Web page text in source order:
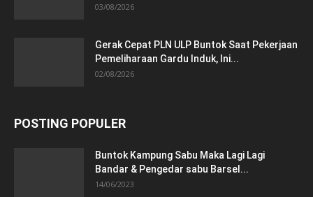
03/08/2026
Gerak Cepat PLN ULP Buntok Saat Pekerjaan
Pemeliharaan Gardu Induk, Ini...
02/08/2026
POSTING POPULER
Buntok Kampung Sabu Maka Lagi Lagi
Bandar & Pengedar sabu Barsel...
14/06/2023